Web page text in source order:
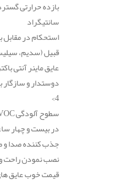
سانتیگراد
استحکام در مقابل
قبیل (سدیم،
عایق ماینر آنتی
دوستدار و
<4
سطوح آلودگی
در بیست و چهار
جذب کننده صدا و
نصب نمودن راحت
قیمت خوب عایق